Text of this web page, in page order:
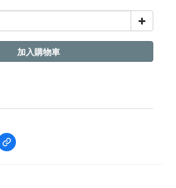
加入購物車